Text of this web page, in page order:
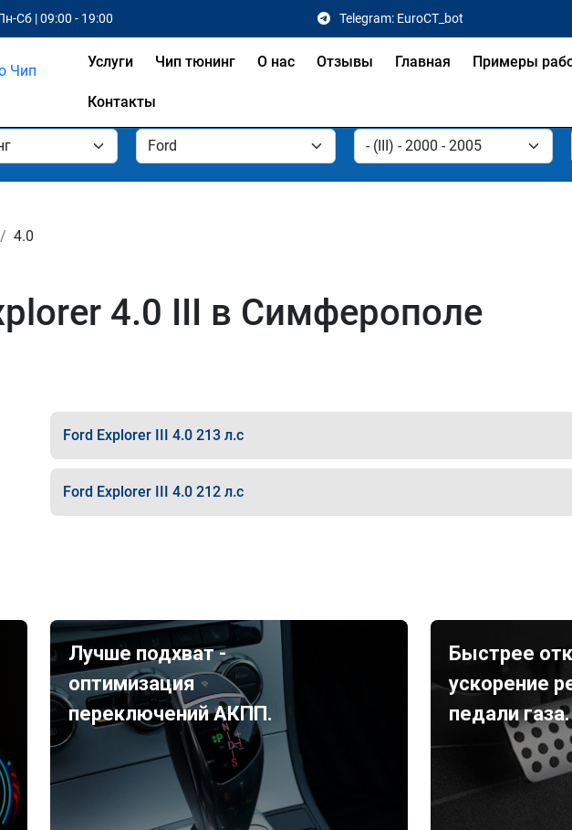
Сб | 09:00 - 19:00 Telegram: EuroCT_bot
Услуги Чип тюнинг О нас Отзывы Главная Примеры
Контакты
4.0
4.0 III в Симферополе
Ford Explorer III 4.0 213 л.с
Ford Explorer III 4.0 212 л.с
Лучше подхват -
оптимизация
переключений АКПП.
Быстрее
ускорение
педали газа.